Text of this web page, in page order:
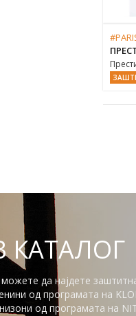
КАТАЛОГ
да најдете
од програмата на
од програмата на